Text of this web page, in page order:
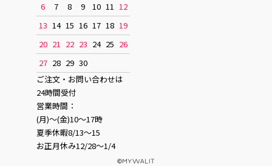
6
7 8 9 10 11 12
13 14 15 16 17 18 19
20 21 22 23 24 25 26
27 28 29 30
ご注文・お問い合わせは
24時間受付
営業時間：
(月)〜(金)10〜17時
夏季休暇8/13〜15
お正月休み12/28〜1/4